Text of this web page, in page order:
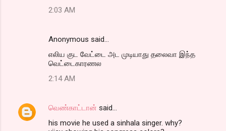
2:03 AM
Anonymous said…
எலிய குட வேட்டை அட முடியாது தலைவா இந்த
வெட்டைகாரணல
2:14 AM
வெண்காட்டான் said…
his movie he used a sinhala singer. why?